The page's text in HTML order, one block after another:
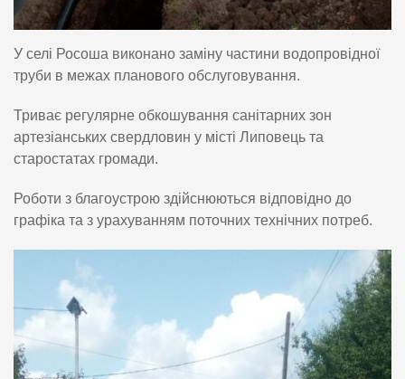
У селі Росоша виконано заміну частини водопровідної
труби в межах планового обслуговування.
Триває регулярне обкошування санітарних зон
артезіанських свердловин у місті Липовець та
старостатах громади.
Роботи з благоустрою здійснюються відповідно до
графіка та з урахуванням поточних технічних потреб.